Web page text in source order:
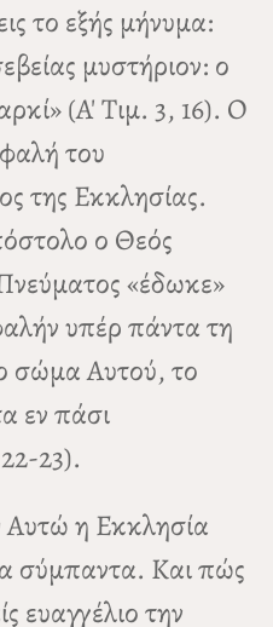
το εξής μήνυμα:
μυστήριον: ο
(Α' Τιμ. 3, 16). Ο
του
της Εκκλησίας.
ο Θεός
«έδωκε»
υπέρ πάντα τη
σώμα Αυτού, το
εν πάσι
23).
η Εκκλησία
σύμπαντα. Και πώς
ευαγγέλιο την